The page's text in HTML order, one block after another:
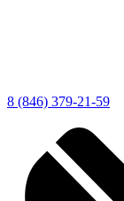
8 (846) 379-21-59